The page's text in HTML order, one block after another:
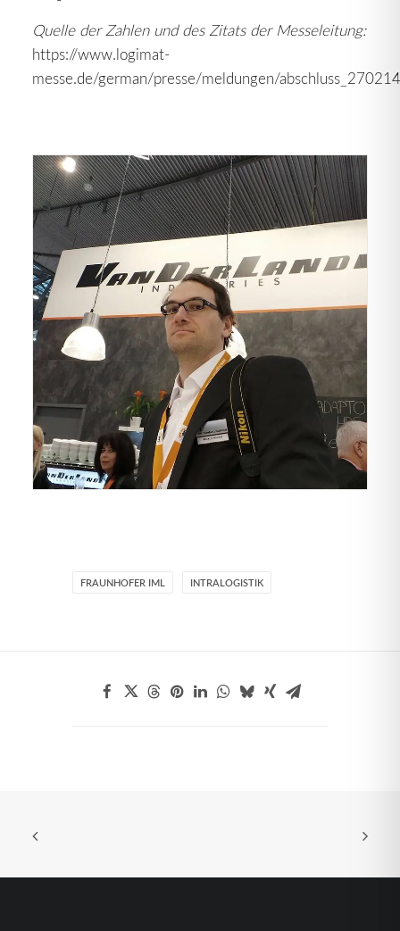
Quelle der Zahlen und des Zitats der Messeleitung:
https://www.logimat-
messe.de/german/presse/meldungen/
FRAUNHOFER IML INTRALOGISTIK